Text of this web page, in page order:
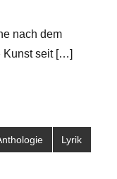
nach dem
Kunst seit […]
Lyrik